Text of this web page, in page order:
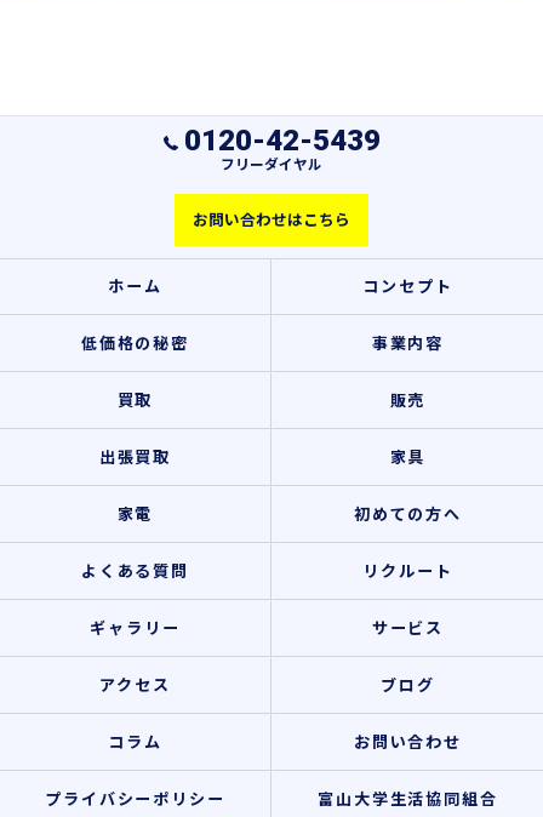
0120-42-5439
フリーダイヤル
お問い合わせはこちら
ホーム コンセプト
低価格の秘密 事業内容
買取 販売
出張買取 家具
家電 初めての方へ
よくある質問 リクルート
ギャラリー サービス
アクセス ブログ
コラム お問い合わせ
プライバシーポリシー 富山大学生活協同組合